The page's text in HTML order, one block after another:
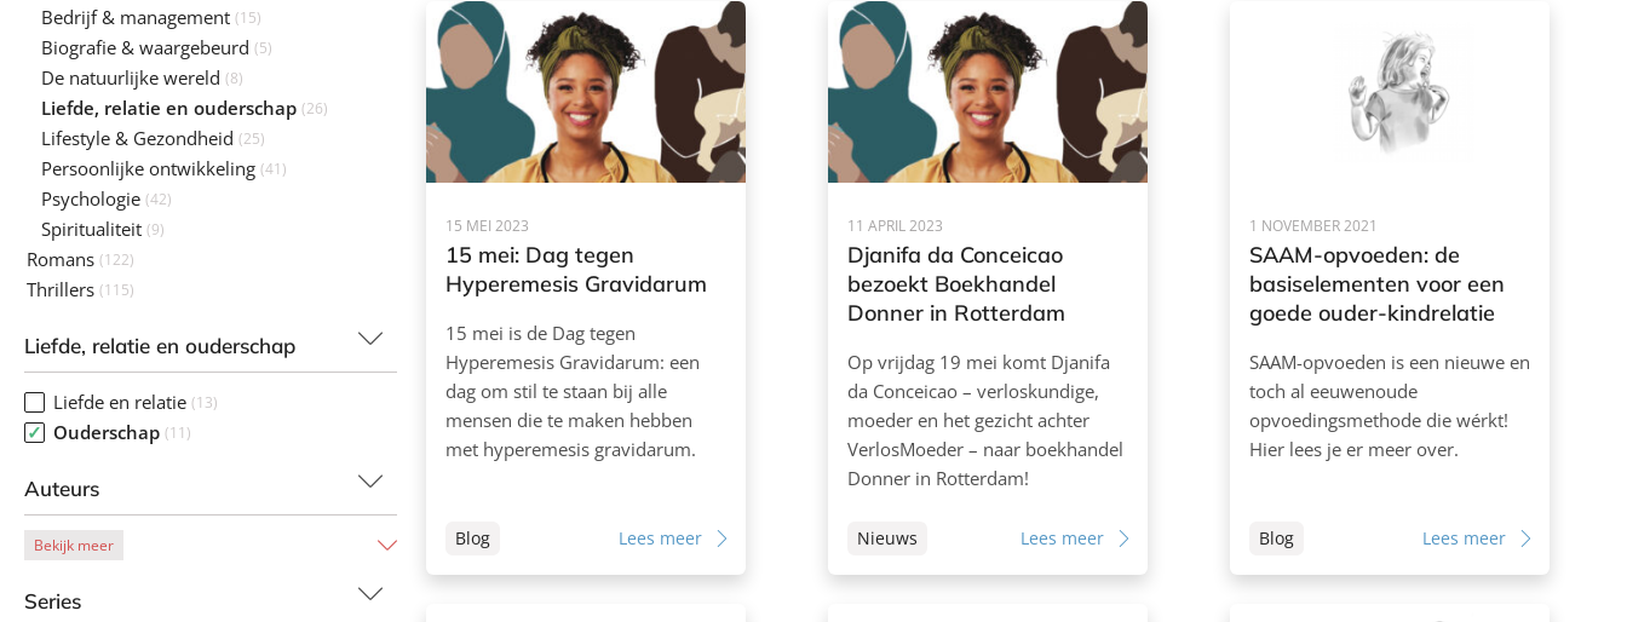
Bedrijf & management (15)
Biografie & waargebeurd (5)
De natuurlijke wereld (8)
Liefde, relatie en ouderschap (26)
Lifestyle & Gezondheid (25)
Persoonlijke ontwikkeling (41)
Psychologie (42)
Spiritualiteit (9)
Romans (122)
Thrillers (115)
Liefde, relatie en ouderschap
Liefde en relatie (13)
Ouderschap (11)
Auteurs
Bekijk meer
Series
15 MEI 2023
15 mei: Dag tegen
Hyperemesis Gravidarum
15 mei is de Dag tegen
Hyperemesis Gravidarum: een
dag om stil te staan bij alle
mensen die te maken hebben
met hyperemesis gravidarum.
Blog Lees meer
11 APRIL 2023
Djanifa da Conceicao
bezoekt Boekhandel
Donner in Rotterdam
Op vrijdag 19 mei komt Djanifa
da Conceicao – verloskundige,
moeder en het gezicht achter
VerlosMoeder – naar boekhandel
Donner in Rotterdam!
Nieuws Lees meer
1 NOVEMBER 2021
SAAM-opvoeden: de
basiselementen voor een
goede ouder-kindrelatie
SAAM-opvoeden is een nieuwe en
toch al eeuwenoude
opvoedingsmethode die wérkt!
Hier lees je er meer over.
Blog Lees meer